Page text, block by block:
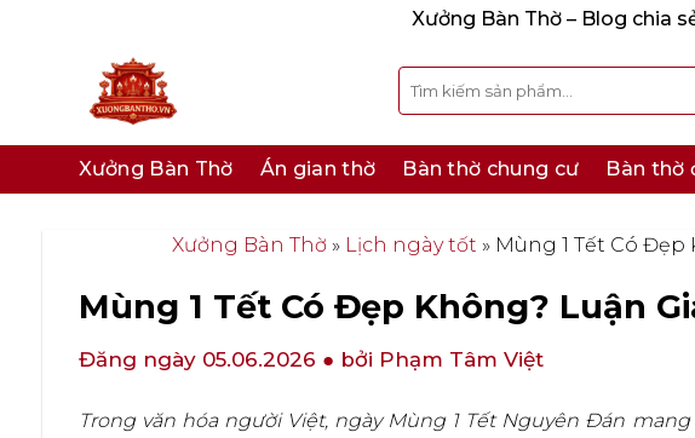
Xưởng Bàn Thờ – Blog chia
Tìm
kiếm:
Xưởng Bàn Thờ Án gian thờ Bàn thờ chung cư Bàn thờ
Xưởng Bàn Thờ » Lịch ngày tốt » Mùng 1 Tết Có Đẹp
Mùng 1 Tết Có Đẹp Không? Luận
Đăng ngày 05.06.2026 ● bởi Phạm Tâm Việt
Trong văn hóa người Việt, ngày Mùng 1 Tết Nguyên Đán